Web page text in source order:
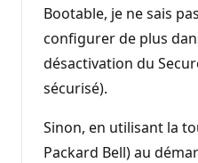
Bootable, je ne sais
configurer de plus
désactivation du
sécurisé).
Sinon, en utilisant la
Packard Bell) au